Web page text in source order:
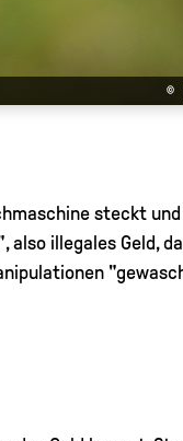
©
steckt
illegales Geld,